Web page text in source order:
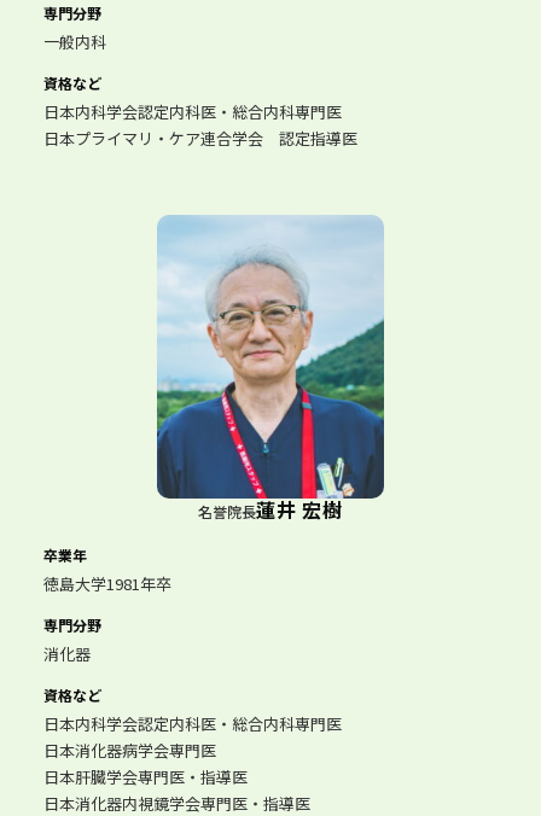
専門分野
一般内科
資格など
日本内科学会認定内科医・総合内科専門医
日本プライマリ・ケア連合学会 認定指導医
名誉院長蓮井 宏樹
卒業年
徳島大学1981年卒
専門分野
消化器
資格など
日本内科学会認定内科医・総合内科専門医
日本消化器病学会専門医
日本肝臓学会専門医・指導医
日本消化器内視鏡学会専門医・指導医